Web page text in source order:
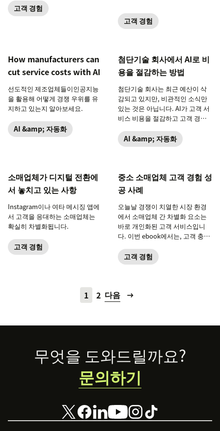
고객 경험
고객 경험
How manufacturers can
cut service costs with AI
선도적인 제조업체들이인공지능
을 활용해 어떻게 경쟁 우위를 유
지하고 있는지 알아보세요.
AI &amp; 자동화
첨단기술 회사에서 AI로 비
용을 절감하는 방법
첨단기술 회사는 최근 예산이 삭
감되고 있지만, 비관적인 소식만
있는 것은 아닙니다. AI가 고객 서
비스 비용을 절감하고 고객 경험
는지 알아보세요.
AI &amp; 자동화
소매업체가 디지털 전환에
서 놓치고 있는 사항
Instagram이나 여타 메시징 앱에
서 고객을 응대하는 소매업체는
확실히 차별화됩니다.
고객 경험
중소 소매업체 고객 경험 성
공 사례
오늘날 경쟁이 치열한 시장 환경
에서 소매업체 간 차별화 요소는
바로 개인화된 고객 서비스입니
다. 이번 ebook에서는, 고객 충성
례를 공유합니다.
고객 경험
1 2 다음
Footer무엇을 도와드릴까요?
문의하기